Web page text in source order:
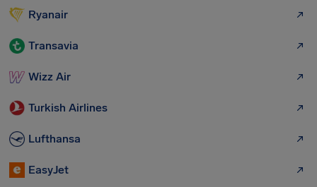
Ryanair
Transavia
Wizz Air
Turkish Airlines
Lufthansa
EasyJet